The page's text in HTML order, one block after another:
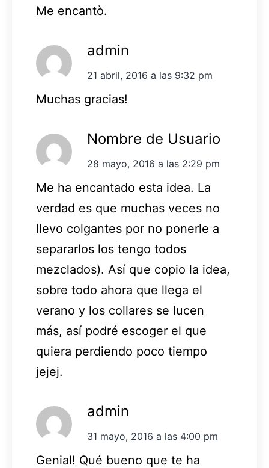
Me encantò.
admin
21 abril, 2016 a las 9:32 pm
Muchas gracias!
Nombre de Usuario
28 mayo, 2016 a las 2:29 pm
Me ha encantado esta idea. La
verdad es que muchas veces no
llevo colgantes por no ponerle a
separarlos los tengo todos
mezclados). Así que copio la idea,
sobre todo ahora que llega el
verano y los collares se lucen
más, así podré escoger el que
quiera perdiendo poco tiempo
jejej.
admin
31 mayo, 2016 a las 4:00 pm
Genial! Qué bueno que te ha